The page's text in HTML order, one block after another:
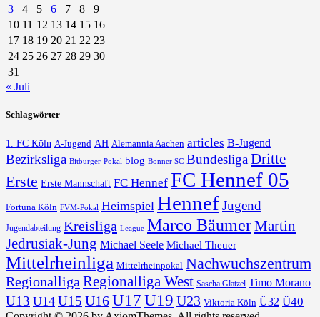
3
4 5 6 7 8
9
10 11 12 13 14 15 16
17 18 19 20 21 22 23
24 25 26 27 28 29 30
31
« Juli
Schlagwörter
1. FC Köln A-Jugend AH Alemannia Aachen articles B-Jugend
Bezirksliga Bitburger-Pokal blog Bonner SC Bundesliga Dritte
Erste Erste Mannschaft FC Hennef FC Hennef 05
Fortuna Köln FVM-Pokal Heimspiel HennefJugend
Jugendabteilung Kreisliga League Marco BäumerMartin
Jedrusiak-Jung Michael Seele Michael Theuer
Mittelrheinliga Mittelrheinpokal Nachwuchszentrum
Regionalliga Regionalliga West Sascha Glatzel Timo Morano
U13 U14 U15 U16U17 U19 U23 Viktoria Köln Ü32 Ü40